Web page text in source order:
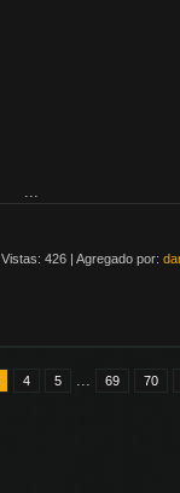
Vistas: 426 | Agregado por:
4 5 69 70